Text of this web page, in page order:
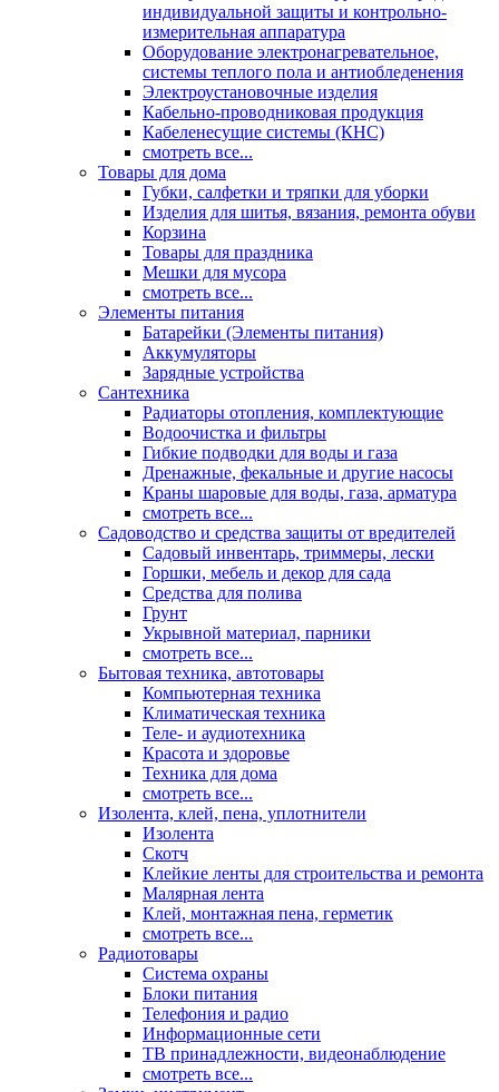
индивидуальной защиты и контрольно-
измерительная аппаратура
Оборудование электронагревательное,
системы теплого пола и антиобледенения
Электроустановочные изделия
Кабельно-проводниковая продукция
Кабеленесущие системы (КНС)
смотреть все...
Товары для дома
Губки, салфетки и тряпки для уборки
Изделия для шитья, вязания, ремонта обуви
Корзина
Товары для праздника
Мешки для мусора
смотреть все...
Элементы питания
Батарейки (Элементы питания)
Аккумуляторы
Зарядные устройства
Сантехника
Радиаторы отопления, комплектующие
Водоочистка и фильтры
Гибкие подводки для воды и газа
Дренажные, фекальные и другие насосы
Краны шаровые для воды, газа, арматура
смотреть все...
Садоводство и средства защиты от вредителей
Садовый инвентарь, триммеры, лески
Горшки, мебель и декор для сада
Средства для полива
Грунт
Укрывной материал, парники
смотреть все...
Бытовая техника, автотовары
Компьютерная техника
Климатическая техника
Теле- и аудиотехника
Красота и здоровье
Техника для дома
смотреть все...
Изолента, клей, пена, уплотнители
Изолента
Скотч
Клейкие ленты для строительства и ремонта
Малярная лента
Клей, монтажная пена, герметик
смотреть все...
Радиотовары
Система охраны
Блоки питания
Телефония и радио
Информационные сети
ТВ принадлежности, видеонаблюдение
смотреть все...